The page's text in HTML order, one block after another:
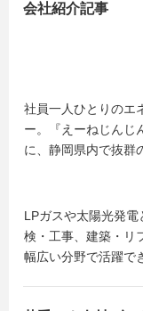
是非ご参加ください
会社紹介記事
社員一人ひとりのエ
ー。『えーねじんじ
に、静岡県内で抜群
LPガスや太陽光発
検・工事、建築・リ
幅広い分野で活躍で